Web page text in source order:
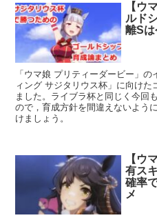
【ウ
ルド
離Sは
「ウマ娘 プリティーダービー」
ィング サジタリウス杯」に向け
ました。ライブラ杯と同じく今回
ので，育成方針を間違えないよう
けましょう。
【ウ
有ス
確率
メ